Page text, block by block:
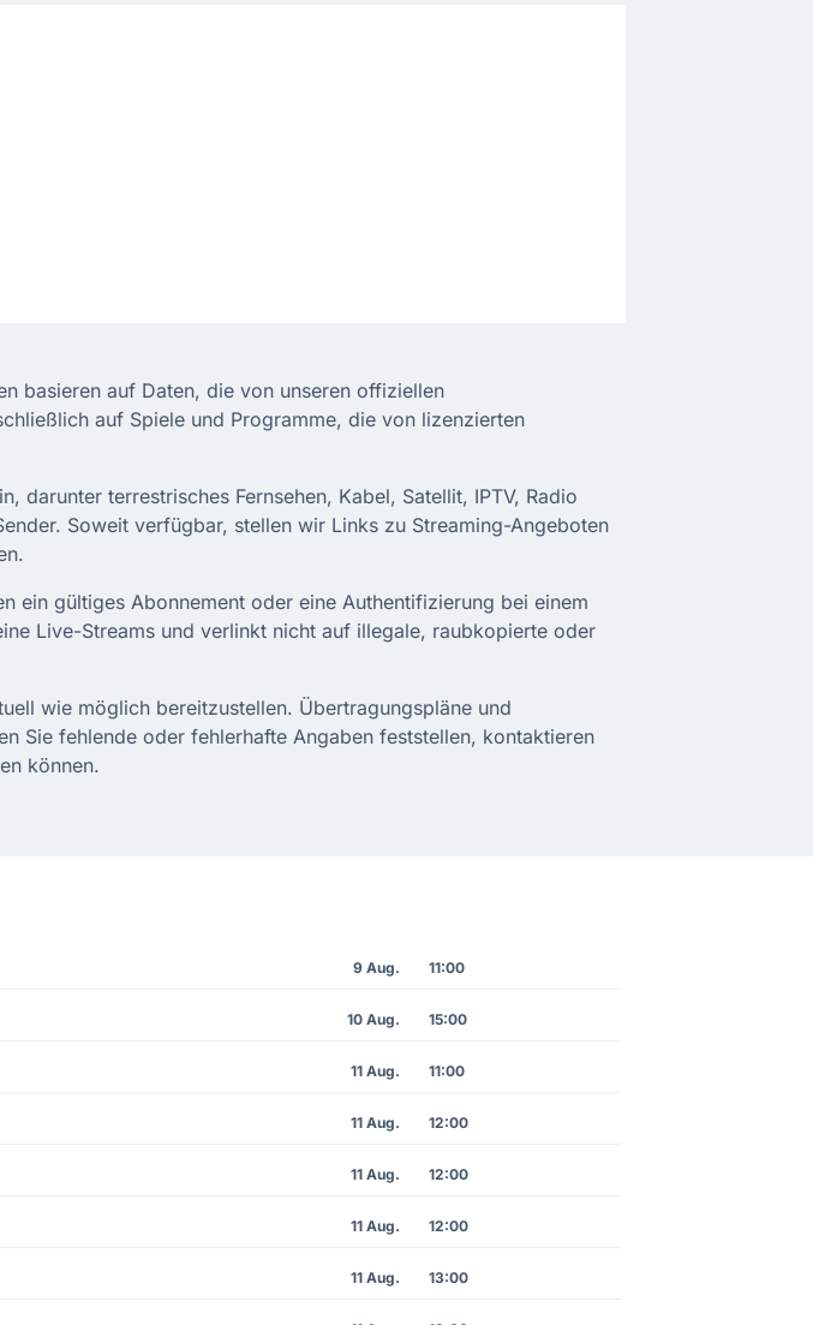
basieren auf Daten, die von unseren offiziellen
auf Spiele und Programme, die von lizenzierten
darunter terrestrisches Fernsehen, Kabel, Satellit, IPTV, Radio
Soweit verfügbar, stellen wir Links zu Streaming-Angeboten
ein gültiges Abonnement oder eine Authentifizierung bei einem
Live-Streams und verlinkt nicht auf illegale, raubkopierte oder
wie möglich bereitzustellen. Übertragungspläne und
Sie fehlende oder fehlerhafte Angaben feststellen, kontaktieren
können.
9 Aug. 11:00
10 Aug. 15:00
11 Aug. 11:00
11 Aug. 12:00
11 Aug. 12:00
11 Aug. 12:00
11 Aug. 13:00